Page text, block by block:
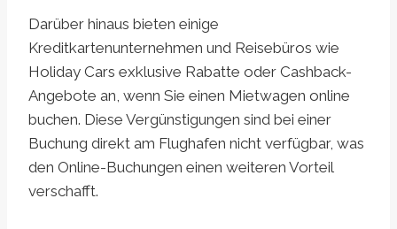
Darüber hinaus bieten einige
Kreditkartenunternehmen und Reisebüros wie
Holiday Cars exklusive Rabatte oder Cashback-
Angebote an, wenn Sie einen Mietwagen online
buchen. Diese Vergünstigungen sind bei einer
Buchung direkt am Flughafen nicht verfügbar, was
den Online-Buchungen einen weiteren Vorteil
verschafft.